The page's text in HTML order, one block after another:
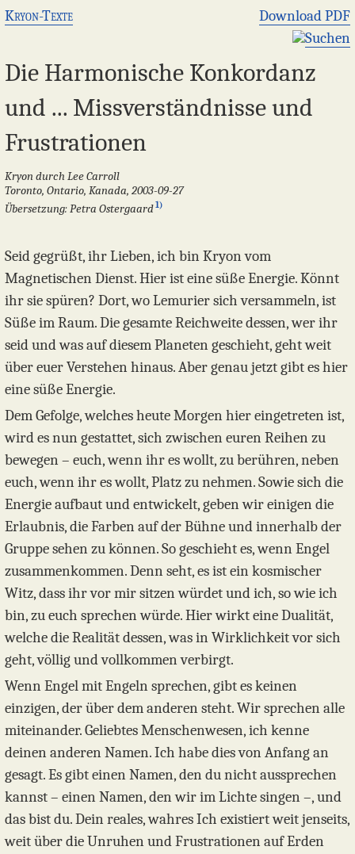
Kryon-Texte
Download PDF
Suchen
Die Harmonische Konkordanz
und ... Missverständnisse und
Frustrationen
Kryon durch Lee Carroll
Toronto, Ontario, Kanada, 2003-09-27
Übersetzung: Petra Ostergaard1)
Seid gegrüßt, ihr Lieben, ich bin Kryon vom
Magnetischen Dienst. Hier ist eine süße Energie. Könnt
ihr sie spüren? Dort, wo Lemurier sich versammeln, ist
Süße im Raum. Die gesamte Reichweite dessen, wer ihr
seid und was auf diesem Planeten geschieht, geht weit
über euer Verstehen hinaus. Aber genau jetzt gibt es hier
eine süße Energie.
Dem Gefolge, welches heute Morgen hier eingetreten ist,
wird es nun gestattet, sich zwischen euren Reihen zu
bewegen – euch, wenn ihr es wollt, zu berühren, neben
euch, wenn ihr es wollt, Platz zu nehmen. Sowie sich die
Energie aufbaut und entwickelt, geben wir einigen die
Erlaubnis, die Farben auf der Bühne und innerhalb der
Gruppe sehen zu können. So geschieht es, wenn Engel
zusammenkommen. Denn seht, es ist ein kosmischer
Witz, dass ihr vor mir sitzen würdet und ich, so wie ich
bin, zu euch sprechen würde. Hier wirkt eine Dualität,
welche die Realität dessen, was in Wirklichkeit vor sich
geht, völlig und vollkommen verbirgt.
Wenn Engel mit Engeln sprechen, gibt es keinen
einzigen, der über dem anderen steht. Wir sprechen alle
miteinander. Geliebtes Menschenwesen, ich kenne
deinen anderen Namen. Ich habe dies von Anfang an
gesagt. Es gibt einen Namen, den du nicht aussprechen
kannst – einen Namen, den wir im Lichte singen –, und
das bist du. Dein reales, wahres Ich existiert weit jenseits,
weit über die Unruhen und Frustrationen auf Erden